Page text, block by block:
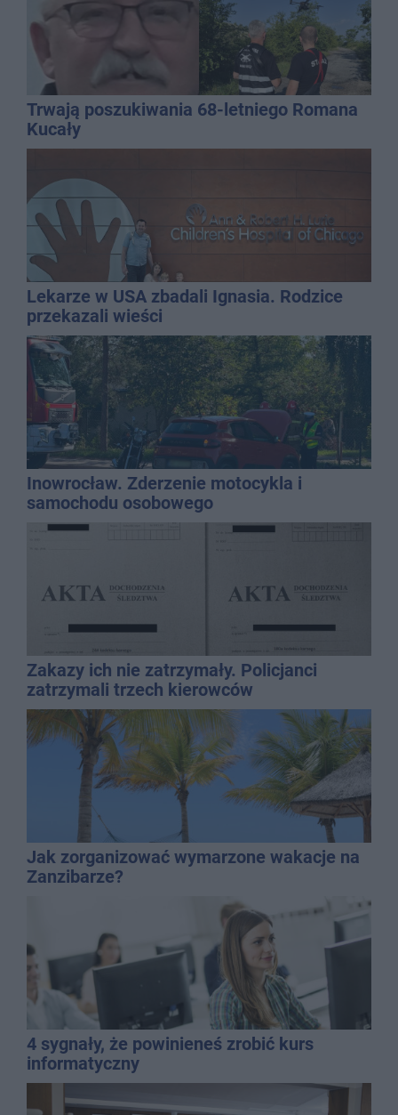
Trwają poszukiwania 68-letniego Romana
Kucały
Lekarze w USA zbadali Ignasia. Rodzice
przekazali wieści
Inowrocław. Zderzenie motocykla i
samochodu osobowego
Zakazy ich nie zatrzymały. Policjanci
zatrzymali trzech kierowców
Jak zorganizować wymarzone wakacje na
Zanzibarze?
4 sygnały, że powinieneś zrobić kurs
informatyczny